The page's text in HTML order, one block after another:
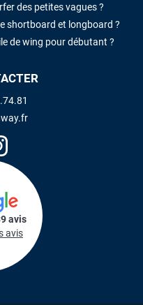
des petites vagues ?
shortboard et longboard ?
de wing pour débutant ?
avis
avis